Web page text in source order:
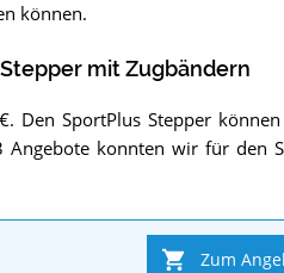
können.
mit Zugbändern
Den SportPlus Stepper
Angebote konnten wir für den
Zum